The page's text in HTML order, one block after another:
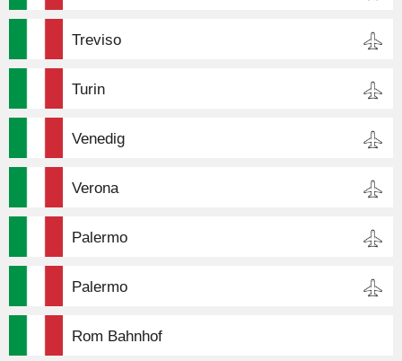
Treviso
Turin
Venedig
Verona
Palermo
Palermo
Rom Bahnhof